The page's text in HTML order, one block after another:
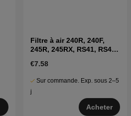
Filtre à air 240R, 240F,
245R, 245RX, RS41, RS44,
€7.58
Sur commande. Exp. sous 2–5
j
Acheter